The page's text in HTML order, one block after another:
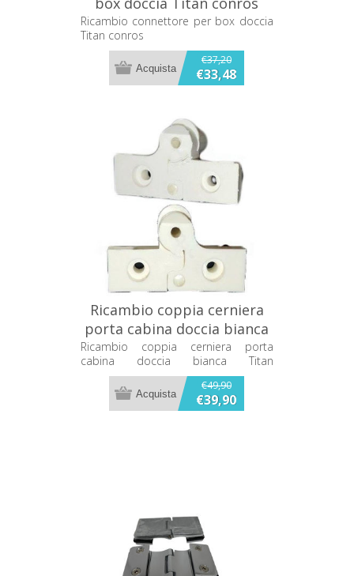
Ricambio connettore per box doccia
Titan conros
€37,20
€33,48
Ricambio coppia cerniera
porta cabina doccia bianca
Titan CASKP2BT04
Ricambio coppia cerniera porta
cabina doccia bianca Titan
CASKP2BT04
€49,90
€39,90